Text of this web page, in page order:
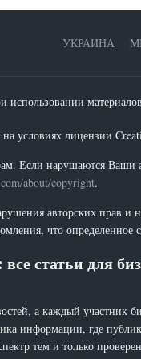
УКРАИНА
использовании
условиях лицензии
Если нарушаются Ваши
about/copyright.
авторских прав и
что
статьи для
а каждый участник
информации, где
тем и только